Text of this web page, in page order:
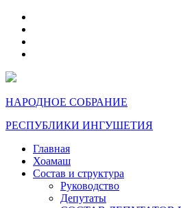
НАРОДНОЕ СОБРАНИЕ
РЕСПУБЛИКИ ИНГУШЕТИЯ
Главная
Хоамаш
Состав и структура
Руководство
Депутаты